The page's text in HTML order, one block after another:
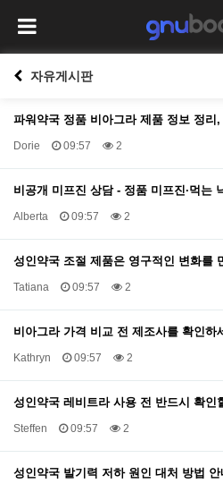
자유게시판
파워약국 정품 비아그라 제품 정보 정
Dorie 09:57 2
비공개 미프진 상담 - 정품 미프진·먹는
Alberta 09:57 2
성인약국 조절 제품은 영구적인 변화를
Tatiana 09:57 2
비아그라 가격 비교 전 제조사를 확인하
Kathryn 09:57 2
성인약국 레비트라 사용 전 반드시 확
Steffen 09:57 2
성인약국 발기력 저하 원인 대처 방법